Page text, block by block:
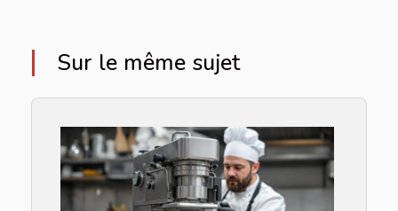
Sur le même sujet